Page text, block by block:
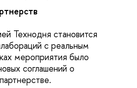
Технодня становится
с реальным
мероприятия было
соглашений о